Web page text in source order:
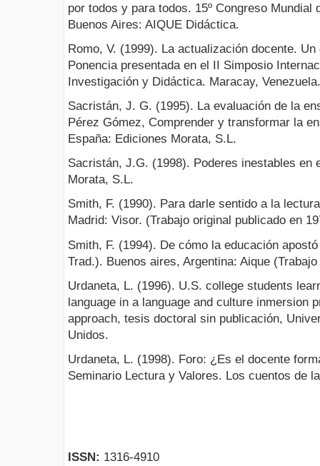
por todos y para todos. 15º Congreso Mundial
Buenos Aires: AIQUE Didáctica.
Romo, V. (1999). La actualización docente.
Ponencia presentada en el II Simposio
Investigación y Didáctica. Maracay, Venezuela.
Sacristán, J. G. (1995). La evaluación de la
Pérez Gómez, Comprender y transformar la
España: Ediciones Morata, S.L.
Sacristán, J.G. (1998). Poderes inestables en
Morata, S.L.
Smith, F. (1990). Para darle sentido a la
Madrid: Visor. (Trabajo original publicado en
Smith, F. (1994). De cómo la educación
Trad.). Buenos aires, Argentina: Aique
Urdaneta, L. (1996). U.S. college students
language in a language and culture inmersion
approach, tesis doctoral sin publicación,
Unidos.
Urdaneta, L. (1998). Foro: ¿Es el docente
Seminario Lectura y Valores. Los cuentos de
ISSN: 1316-4910